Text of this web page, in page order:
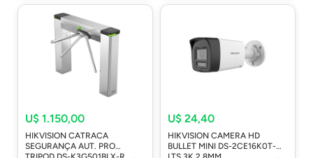
U$ 1.150,00
HIKVISION CATRACA
SEGURANÇA AUT. PRO
U$ 24,40
HIKVISION CAMERA HD
BULLET MINI DS-2CE16K0T-